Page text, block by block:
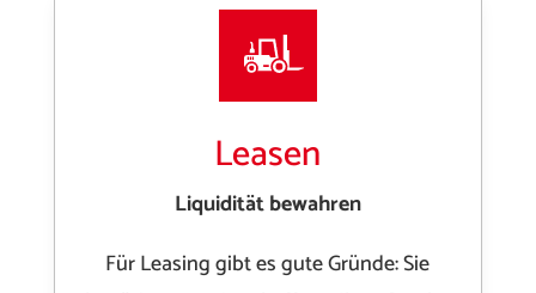
Leasen
Liquidität bewahren
Für Leasing gibt es gute Gründe: Sie